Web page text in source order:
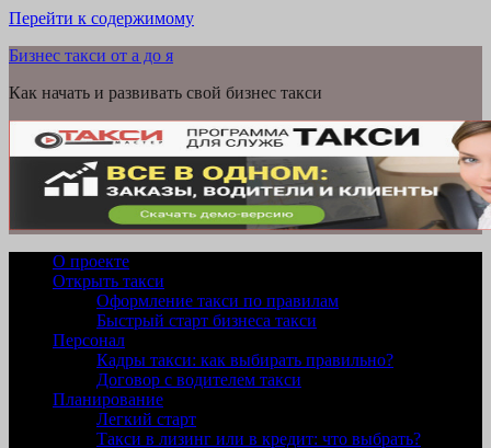
Перейти к содержимому
Бизнес такси от а до я
Как начать и развивать свой бизнес такси
О проекте
Открыть такси
Оформление такси по правилам
Быстрый старт бизнеса такси
Персонал
Кадры такси: как выбирать правильно?
Договор с водителем такси
Планирование
Легкий старт
Такси в лизинг или в кредит: что выбрать?